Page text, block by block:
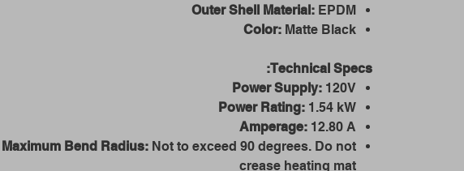
Outer Shell Material: EPDM
Color: Matte Black
Technical Specs:
Power Supply: 120V
Power Rating: 1.54 kW
Amperage: 12.80 A
Maximum Bend Radius: Not to exceed 90 degrees. Do not
crease heating mat